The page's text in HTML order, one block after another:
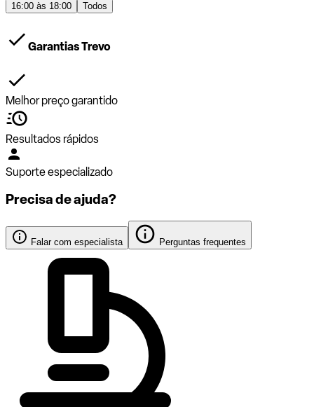
16:00 às 18:00
Todos
Garantias Trevo
Melhor preço garantido
Resultados rápidos
Suporte especializado
Precisa de ajuda?
Falar com especialista Perguntas frequentes